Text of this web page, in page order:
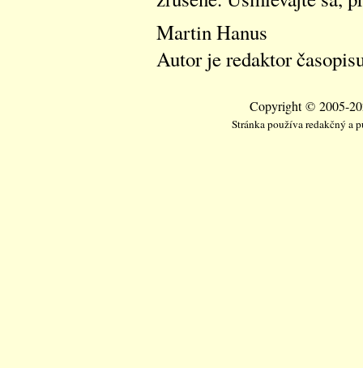
Martin Hanus
Autor je redaktor
Copyright © 2005-
Stránka používa redakčný a